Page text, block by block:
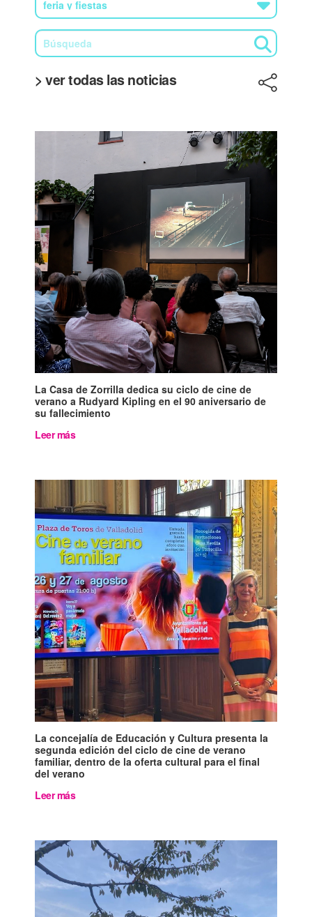
> ver todas las noticias
La Casa de Zorrilla dedica su ciclo de cine de
verano a Rudyard Kipling en el 90 aniversario de
su fallecimiento
Leer más
La concejalía de Educación y Cultura presenta la
segunda edición del ciclo de cine de verano
familiar, dentro de la oferta cultural para el final
del verano
Leer más